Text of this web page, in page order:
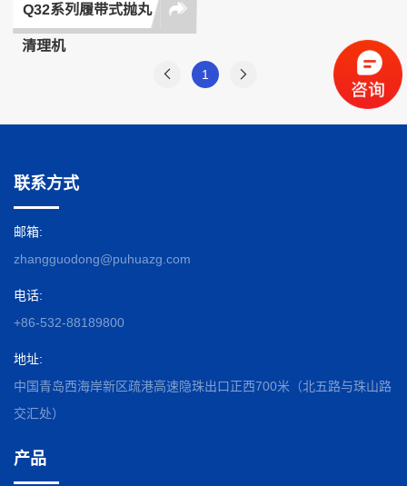
Q32系列履带式抛丸
清理机
1
联系方式
邮箱:
zhangguodong@puhuazg.com
电话:
+86-532-88189800
地址:
中国青岛西海岸新区疏港高速隐珠出口正西700米（北五路与珠山路
交汇处）
产品